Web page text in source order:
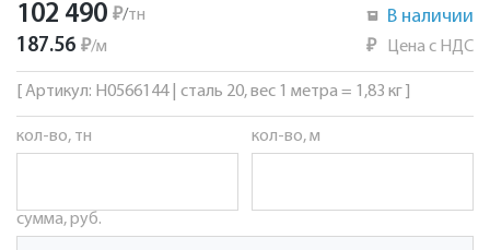
102 490 ₽/тн
187.56 ₽/м
В наличии
₽ Цена с НДС
[ Артикул: Н0566144 | сталь 20, вес 1 метра = 1,83 кг ]
кол-во, тн кол-во, м
сумма, руб.